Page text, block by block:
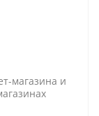
магазина и